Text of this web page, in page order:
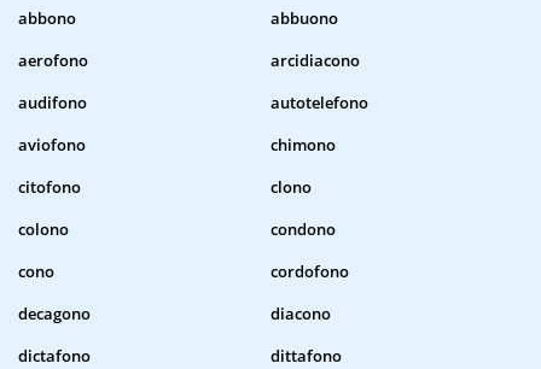
abbono
abbuono
aerofono
arcidiacono
audifono
autotelefono
aviofono
chimono
citofono
clono
colono
condono
cono
cordofono
decagono
diacono
dictafono
dittafono